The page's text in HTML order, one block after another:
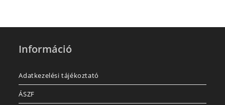
Információ
Adatkezelési tájékoztató
ÁSZF